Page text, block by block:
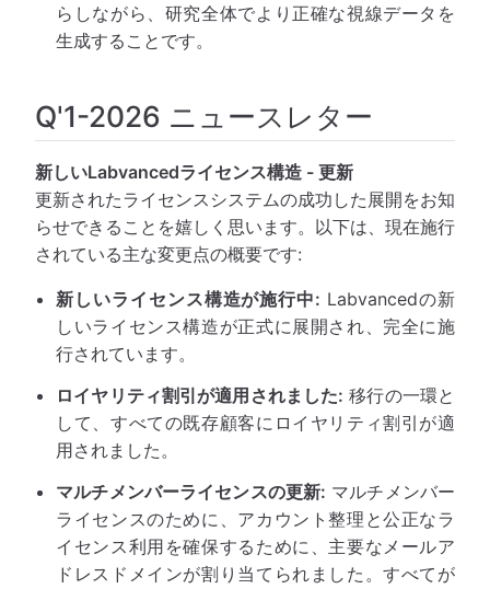
らしながら、研究全体でより正確な視線データを
生成することです。
Q'1-2026 ニュースレター
新しいLabvancedライセンス構造 - 更新
更新されたライセンスシステムの成功した展開をお知
らせできることを嬉しく思います。以下は、現在施行
されている主な変更点の概要です:
新しいライセンス構造が施行中: Labvancedの新
しいライセンス構造が正式に展開され、完全に施
行されています。
ロイヤリティ割引が適用されました: 移行の一環と
して、すべての既存顧客にロイヤリティ割引が適
用されました。
マルチメンバーライセンスの更新: マルチメンバー
ライセンスのために、アカウント整理と公正なラ
イセンス利用を確保するために、主要なメールア
ドレスドメインが割り当てられました。すべてが